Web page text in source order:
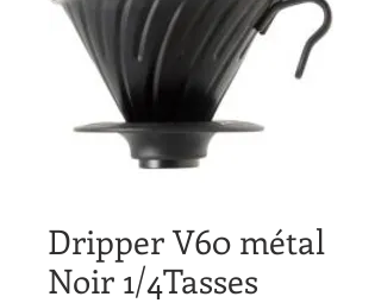
Dripper V60 métal
Noir 1/4Tasses